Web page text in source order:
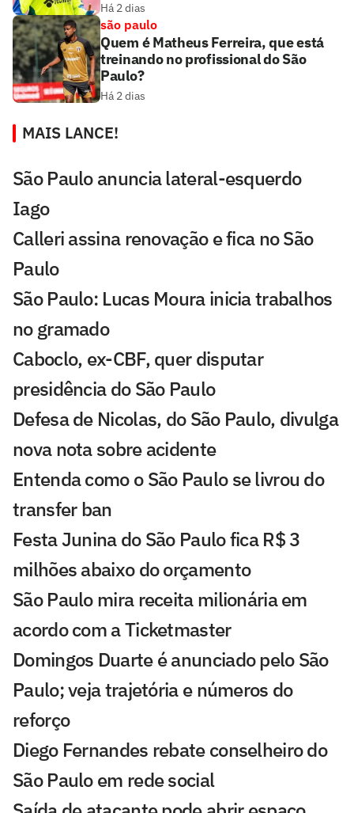
Há 2 dias
são paulo
Quem é Matheus Ferreira, que está
treinando no profissional do São
Paulo?
Há 2 dias
MAIS LANCE!
São Paulo anuncia lateral-esquerdo
Iago
Calleri assina renovação e fica no São
Paulo
São Paulo: Lucas Moura inicia trabalhos
no gramado
Caboclo, ex-CBF, quer disputar
presidência do São Paulo
Defesa de Nicolas, do São Paulo, divulga
nova nota sobre acidente
Entenda como o São Paulo se livrou do
transfer ban
Festa Junina do São Paulo fica R$ 3
milhões abaixo do orçamento
São Paulo mira receita milionária em
acordo com a Ticketmaster
Domingos Duarte é anunciado pelo São
Paulo; veja trajetória e números do
reforço
Diego Fernandes rebate conselheiro do
São Paulo em rede social